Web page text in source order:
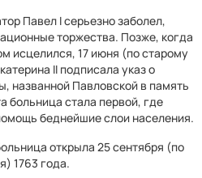
Павел I серьезно заболел,
торжества. Позже, когда
исцелился, 17 июня (по старому
II подписала указ о
названной Павловской в память
больница стала первой, где
беднейшие слои населения.
открыла 25 сентября (по
1763 года.